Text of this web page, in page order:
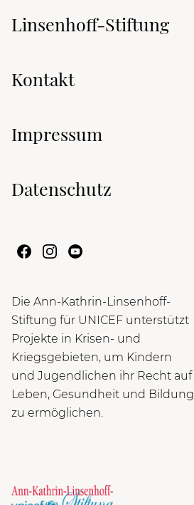
Linsenhoff-Stiftung
Kontakt
Impressum
Datenschutz
Die Ann-Kathrin-Linsenhoff-
Stiftung für UNICEF unterstützt
Projekte in Krisen- und
Kriegsgebieten, um Kindern
und Jugendlichen ihr Recht auf
Leben, Gesundheit und Bildung
zu ermöglichen.